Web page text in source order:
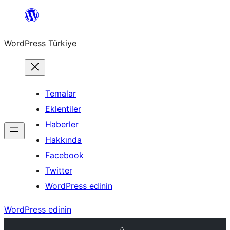
İçeriğe
WordPress Türkiye
Temalar
Eklentiler
Haberler
Hakkında
Facebook
Twitter
WordPress edinin
WordPress edinin